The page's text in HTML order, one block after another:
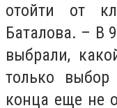
отойти от
Баталова. – В
выбрали,
только
конца еще не